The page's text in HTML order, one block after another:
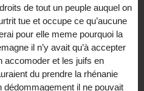
de tout un peuple auquel on
tue et occupe ce qu’aucune
pour elle meme pourquoi la
il n’y avait qu’à accepter
accomoder et les juifs en
du prendre la rhénanie
dédommagement il ne pouvait